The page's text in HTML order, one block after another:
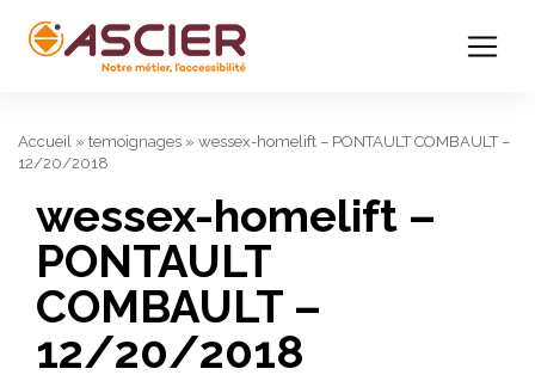
Accueil » temoignages » wessex-homelift – PONTAULT COMBAULT –
12/20/2018
wessex-homelift –
PONTAULT
COMBAULT –
12/20/2018